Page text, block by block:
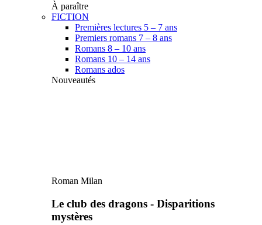
À paraître
FICTION
Premières lectures 5 – 7 ans
Premiers romans 7 – 8 ans
Romans 8 – 10 ans
Romans 10 – 14 ans
Romans ados
Nouveautés
Roman Milan
Le club des dragons - Disparitions
mystères